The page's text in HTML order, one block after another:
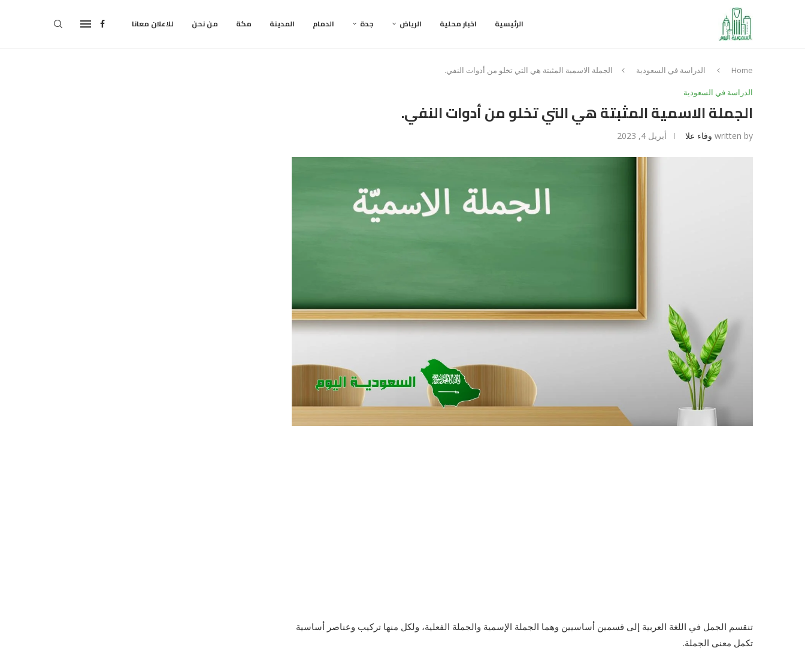
الرئيسية اخبار محلية الرياض جدة الدمام المدينة مكة من نحن للاعلان معانا
Home الدراسة في السعودية الجملة الاسمية المثبتة هي التي تخلو من أدوات النفي.
الدراسة في السعودية
الجملة الاسمية المثبتة هي التي تخلو من أدوات النفي.
written by وفاء علا أبريل 4, 2023
تنقسم الجمل في اللغة العربية إلى قسمين أساسيين وهما الجملة الإسمية والجملة الفعلية، ولكل منها تركيب وعناصر أساسية
تكمل معنى الجملة.